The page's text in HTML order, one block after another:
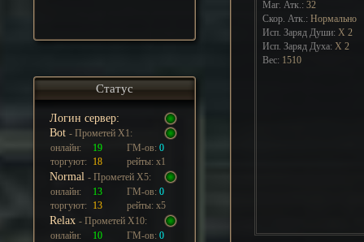
Маг. Атк.: 32
Скор. Атк.: Нормально
Исп. Заряд Души: Х 2
Исп. Заряд Духа: Х 2
Вес: 1510
Статус
Логин сервер:
Bot - Прометей Х1:
онлайн:
19 ГМ-ов: 0
торгуют: 18 рейты: х1
Normal - Прометей Х5:
онлайн:
13 ГМ-ов: 0
торгуют: 13 рейты: х5
Relax - Прометей Х10:
онлайн:
10 ГМ-ов: 0